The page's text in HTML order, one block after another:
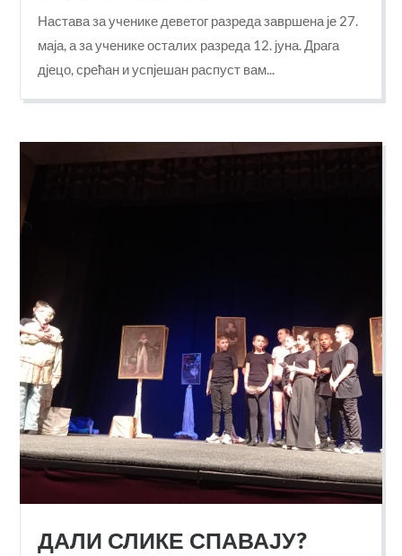
Настава за ученике деветог разреда завршена је 27.
маја, а за ученике осталих разреда 12. јуна. Драга
дјецо, срећан и успјешан распуст вам...
ДАЛИ СЛИКЕ СПАВАЈУ?